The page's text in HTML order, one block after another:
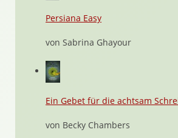
Persiana Easy
von Sabrina Ghayour
Ein Gebet für die achtsam
von Becky Chambers